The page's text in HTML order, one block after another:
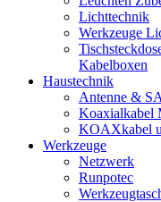
Lichttechnik
Werkzeuge
Kabelboxen
Haustechnik
Antenne &
Koaxialkabel
KOAXkabel
Werkzeuge
Netzwerk
Runpotec